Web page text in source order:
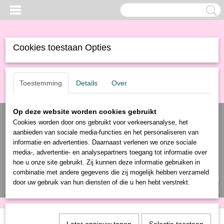
Inloggen Registreren
UW WINKELWAGEN
(0)
Home
Cookies toestaan Opties
Toestemming Details Over
Op deze website worden cookies gebruikt
Cookies worden door ons gebruikt voor verkeersanalyse, het
aanbieden van sociale media-functies en het personaliseren van
informatie en advertenties. Daarnaast verlenen we onze sociale
media-, advertentie- en analysepartners toegang tot informatie over
hoe u onze site gebruikt. Zij kunnen deze informatie gebruiken in
combinatie met andere gegevens die zij mogelijk hebben verzameld
door uw gebruik van hun diensten of die u hen hebt verstrekt.